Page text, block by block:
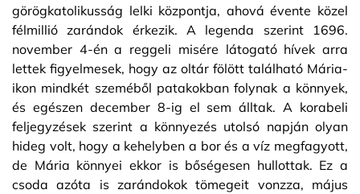
görögkatolikusság lelki központja, ahová évente közel
félmillió zarándok érkezik. A legenda szerint 1696.
november 4-én a reggeli misére látogató hívek arra
lettek figyelmesek, hogy az oltár fölött található Mária-
ikon mindkét szeméből patakokban folynak a könnyek,
és egészen december 8-ig el sem álltak. A korabeli
feljegyzések szerint a könnyezés utolsó napján olyan
hideg volt, hogy a kehelyben a bor és a víz megfagyott,
de Mária könnyei ekkor is bőségesen hullottak. Ez a
csoda azóta is zarándokok tömegeit vonzza, május